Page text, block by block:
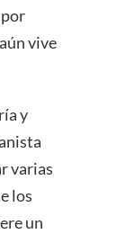
vive
y
varias
los
un